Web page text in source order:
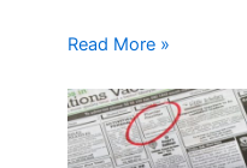
Read More »